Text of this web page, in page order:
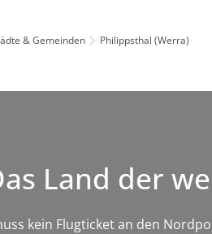
& Gemeinden Philippsthal (Werra)
Land der
kein Flugticket an den